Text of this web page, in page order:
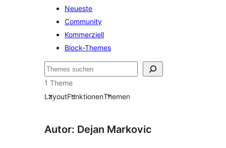
Neueste
Community
Kommerziell
Block-Themes
Suchen
1 Theme
LayoutFunktionenThemen
Autor: Dejan Markovic